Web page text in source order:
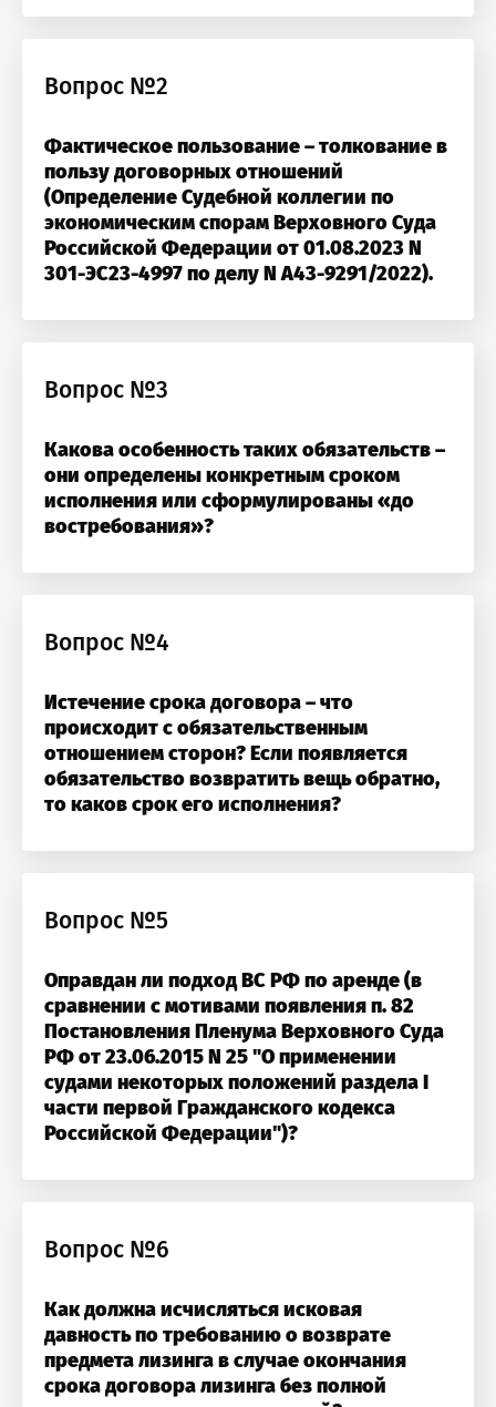
Вопрос №2
Фактическое пользование – толкование в
пользу договорных отношений
(Определение Судебной коллегии по
экономическим спорам Верховного Суда
Российской Федерации от 01.08.2023 N
301-ЭС23-4997 по делу N А43-9291/2022).
Вопрос №3
Какова особенность таких обязательств –
они определены конкретным сроком
исполнения или сформулированы «до
востребования»?
Вопрос №4
Истечение срока договора – что
происходит с обязательственным
отношением сторон? Если появляется
обязательство возвратить вещь обратно,
то каков срок его исполнения?
Вопрос №5
Оправдан ли подход ВС РФ по аренде (в
сравнении с мотивами появления п. 82
Постановления Пленума Верховного Суда
РФ от 23.06.2015 N 25 "О применении
судами некоторых положений раздела I
части первой Гражданского кодекса
Российской Федерации")?
Вопрос №6
Как должна исчисляться исковая
давность по требованию о возврате
предмета лизинга в случае окончания
срока договора лизинга без полной
персональных данных на основании
конфиденциальности.
кнопку “Отправить”, вы даетесогласие
персональных данных на основанииПолитики
конфиденциальности.
бесплатно
Я согласен сдоговором оферты
Подписаться на новости и уникальные
предложения
персональных данных на основании
конфиденциальности.